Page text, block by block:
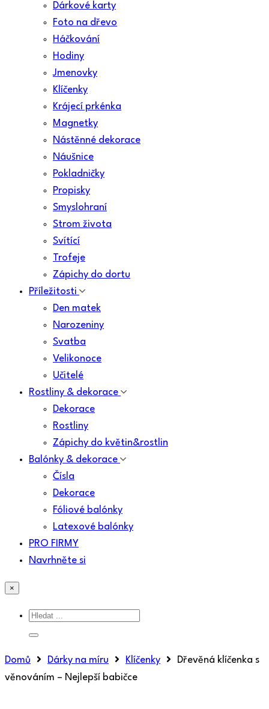
Dárkové karty
Foto na dřevo
Háčkování
Hodiny
Jmenovky
Klíčenky
Krájecí prkénka
Magnetky
Nástěnné dekorace
Náušnice
Pokladničky
Propisky
Smyslohraní
Strom života
Svítící
Trofeje
Zápichy do dortu
Příležitosti
Den matek
Narozeniny
Svatba
Velikonoce
Učitelé
Rostliny & dekorace
Dekorace
Rostliny
Zápichy do květin&rostlin
Balónky & dekorace
Čísla
Dekorace
Fóliové balónky
Latexové balónky
PRO FIRMY
Navrhněte si
×
Domů Dárky na míru Klíčenky
Dřevěná klíčenka s
věnováním – Nejlepší babičce